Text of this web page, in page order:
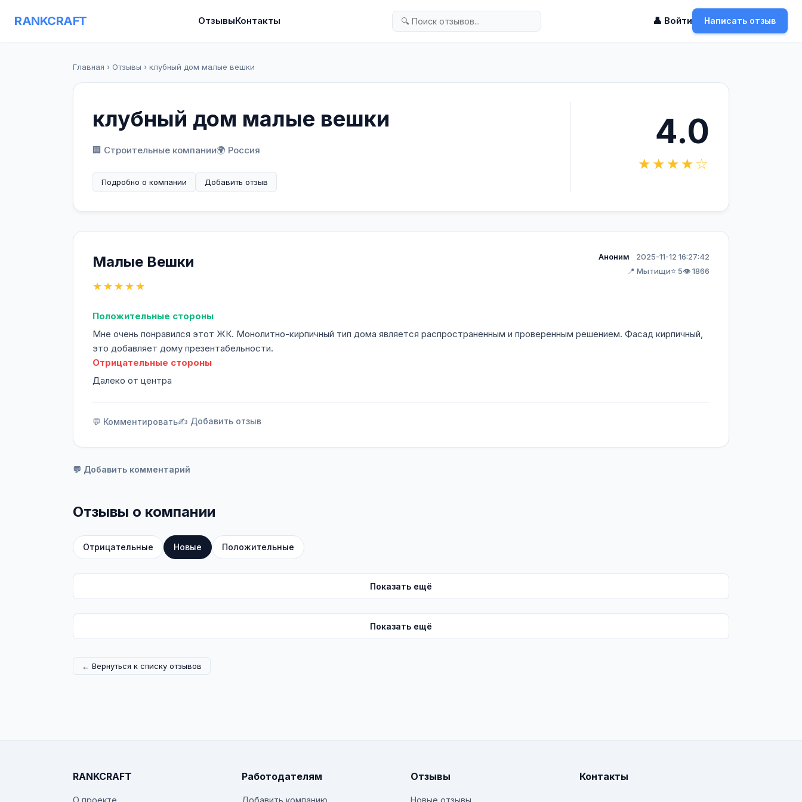
RANKCRAFT ОтзывыКонтакты 👤 Войти Написать отзыв
Главная › Отзывы › клубный дом малые вешки
клубный дом малые вешки
🏢 Строительные компании🌍 Россия
Подробно о компании Добавить отзыв
4.0
★★★★☆
Малые Вешки
★★★★★
Аноним
2025-11-12 16:27:42
📍 Мытищи⭐ 5👁️ 1866
Положительные стороны
Мне очень понравился этот ЖК. Монолитно-кирпичный тип дома является распространенным и проверенным решением. Фасад кирпичный,
это добавляет дому презентабельности.
Отрицательные стороны
Далеко от центра
💬 Комментировать✍️ Добавить отзыв
💬 Добавить комментарий
Отзывы о компании
Отрицательные Новые Положительные
Показать ещё
Показать ещё
← Вернуться к списку отзывов
RANKCRAFT
О проекте
Работодателям
Добавить компанию
Отзывы
Новые отзывы
Контакты